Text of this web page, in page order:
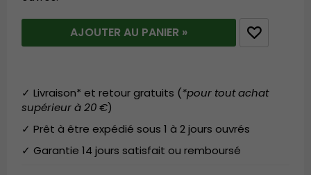
AJOUTER AU PANIER »
✓ Livraison* et retour gratuits (*pour tout achat
supérieur à 20 €)
✓ Prêt à être expédié sous 1 à 2 jours ouvrés
✓ Garantie 14 jours satisfait ou remboursé